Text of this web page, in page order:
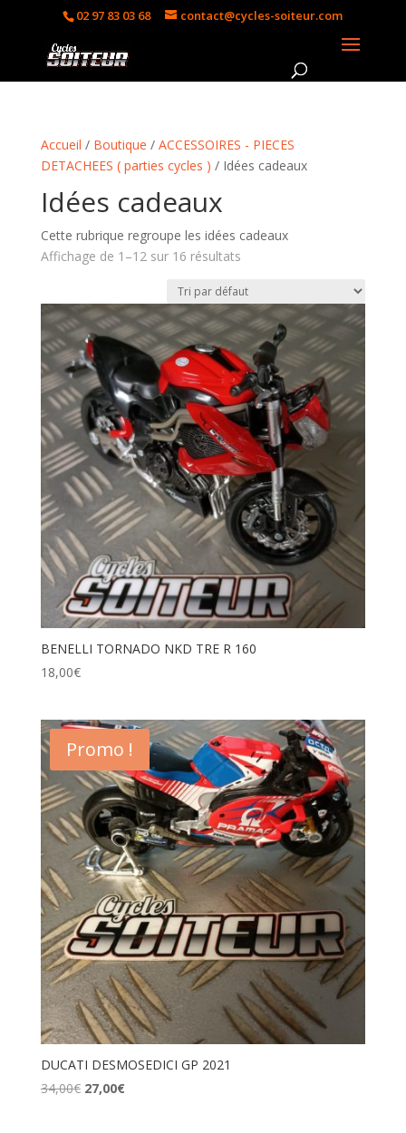
02 97 83 03 68 contact@cycles-soiteur.com
Accueil / Boutique / ACCESSOIRES - PIECES
DETACHEES ( parties cycles ) / Idées cadeaux
Idées cadeaux
Cette rubrique regroupe les idées cadeaux
Affichage de 1–12 sur 16 résultats
BENELLI TORNADO NKD TRE R 160
18,00€
Promo !
DUCATI DESMOSEDICI GP 2021
34,00€ Le
27,00€Le